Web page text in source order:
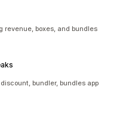
revenue, boxes, and bundles
bundler, bundles app